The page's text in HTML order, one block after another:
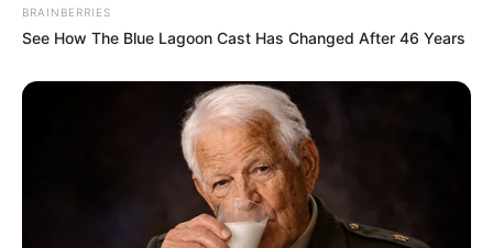
BRAINBERRIES
See How The Blue Lagoon Cast Has Changed After 46 Years